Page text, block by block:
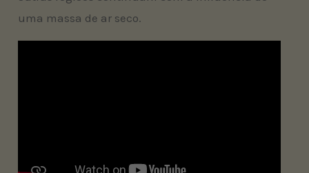
uma massa de ar seco.